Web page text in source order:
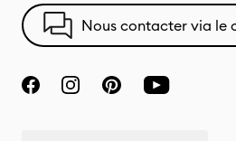
Nous contacter via le